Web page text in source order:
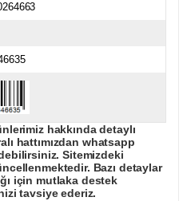
hakkında detaylı
hattımızdan whatsapp
Sitemizdeki
Bazı detaylar
için mutlaka destek
tavsiye ederiz.